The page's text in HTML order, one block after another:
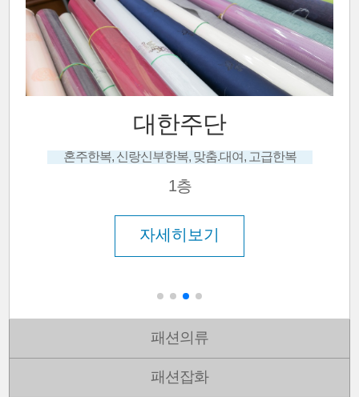
대한주단
혼주한복, 신랑신부한복, 맞춤.대여, 고급한복
1층
자세히보기
패션의류
패션잡화